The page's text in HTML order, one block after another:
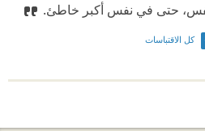
حتى في نفس أكبر خاطئ.
كل الاقتباسات